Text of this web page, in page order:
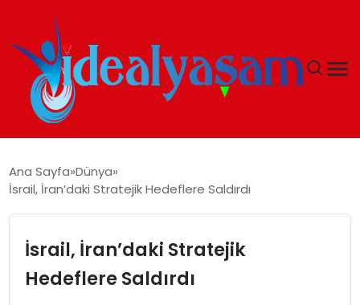
GÜNDEM
EKONOMI
İDEAL YAŞAM
Ana Sayfa Dünya
İsrail, İran’daki Stratejik Hedeflere Saldırdı
İsrail, İran’daki Stratejik
Hedeflere Saldırdı